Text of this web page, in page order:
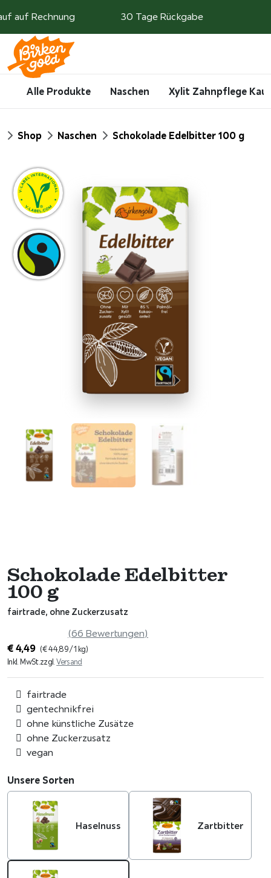
auf Rechnung 30 Tage Rückgabe
Alle Produkte Naschen Xylit Zahnpflege
StartShop Naschen Schokolade Edelbitter 100 g
Schokolade Edelbitter
100 g
fairtrade, ohne Zuckerzusatz
(66 Bewertungen)
€ 4,49 (€44,89/ 1 kg)
Inkl. MwSt.zzgl.Versand
fairtrade
gentechnikfrei
ohne künstliche Zusätze
ohne Zuckerzusatz
vegan
Unsere Sorten
Haselnuss Zartbitter